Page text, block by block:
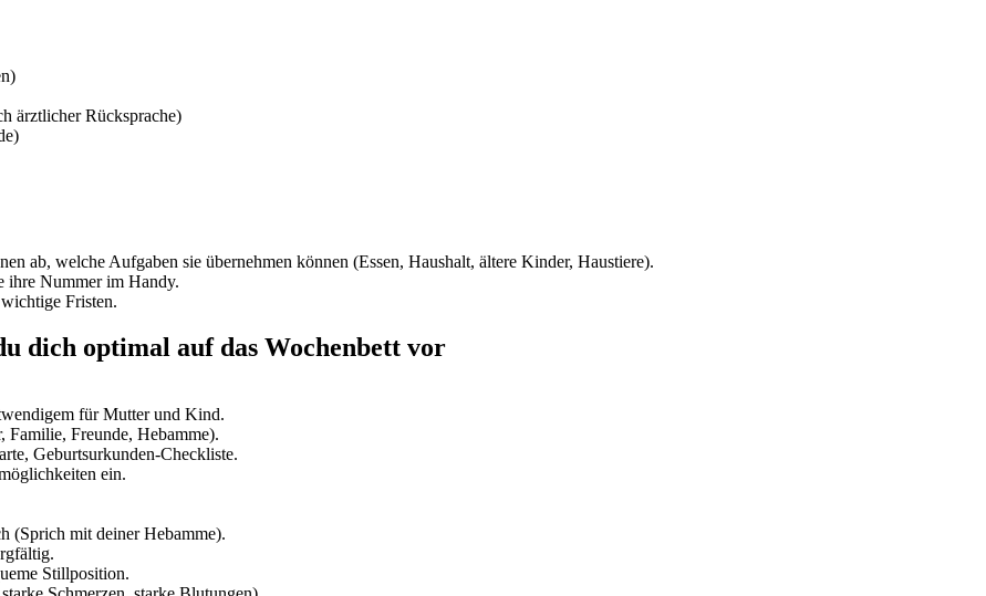
ärztlicher Rücksprache)
ab, welche Aufgaben sie übernehmen können (Essen, Haushalt, ältere Kinder, Haustiere).
ihre Nummer im Handy.
Fristen.
dich optimal auf das Wochenbett vor
für Mutter und Kind.
Familie, Freunde, Hebamme).
Geburtsurkunden-Checkliste.
ein.
(Sprich mit deiner Hebamme).
Stillposition.